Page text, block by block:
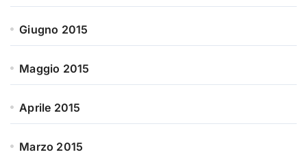
Giugno 2015
Maggio 2015
Aprile 2015
Marzo 2015